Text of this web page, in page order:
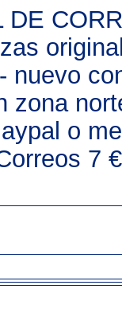
DE
nuevo
zona
o
7 €